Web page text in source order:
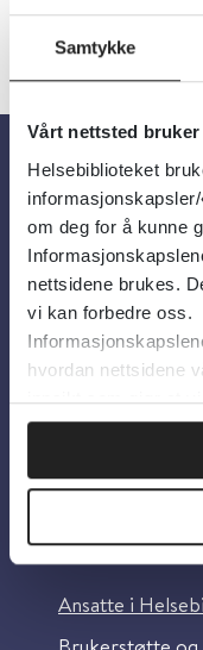
Samtykke
Vårt nettsted
Helsebiblioteket
om deg for å kunne
nettsidene brukes.
vi kan forbedre oss.
hvordan nettsidene
innsikt som gjør at
Om oss
Om
Personvern og
Information in
Ansatte i